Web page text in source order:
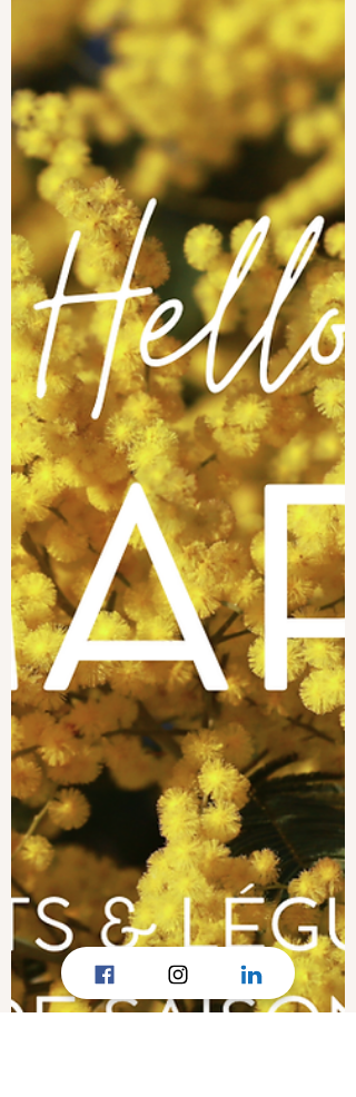
Hello Avril et ses asperges
feuilletées !
Voici les fruits et légumes du mois avec
une petite recette de saison : Feuilletés
d'asperges au jambon sec, moutarde et
parmesan